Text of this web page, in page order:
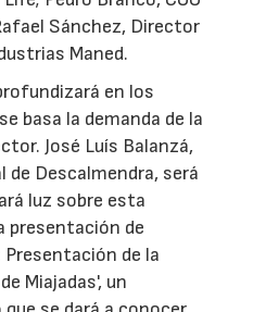
Sánchez, Director
Maned.
en los
basa la demanda de la
José Luís Balanzá,
de Descalmendra, será
luz sobre esta
presentación de
de la
Miajadas', un